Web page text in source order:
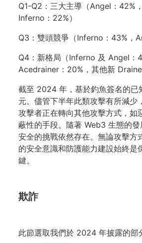
Q1-Q2：三大主導（Angel：42%
Inferno：22%）
Q3：雙頭競爭（Inferno：43%，
Q4：新格局（Inferno 及 Angel：
Acedrainer：20%，其他新
截至 2024 年，基於釣魚簽名的已
元。儘管下半年此類攻擊有所減少
攻擊者正在轉向其他攻擊方式，如
蔽性的手段。隨著 Web3 生態的
安全的挑戰依然存在。無論攻擊方
的安全意識和防護能力建設始終是
鍵。
欺詐
此節選取我們於 2024 年披露的部